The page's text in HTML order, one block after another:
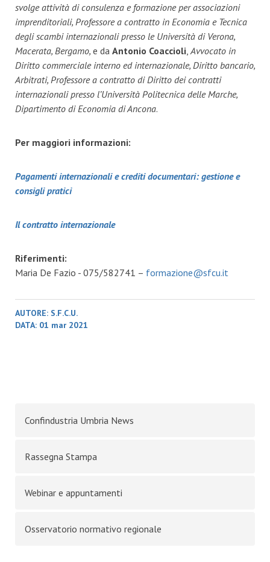
svolge attività di consulenza e formazione per associazioni
imprenditoriali, Professore a contratto in Economia e Tecnica
degli scambi internazionali presso le Università di Verona,
Macerata, Bergamo, e da Antonio Coaccioli Avvocato in
Diritto commerciale interno ed internazionale, Diritto bancario,
Arbitrati, Professore a contratto di Diritto dei contratti
internazionali presso l’Università Politecnica delle Marche,
Dipartimento di Economia di Ancona.
Per maggiori informazioni:
Pagamenti internazionali e crediti documentari: gestione e
consigli pratici
Il contratto internazionale
Riferimenti:
Maria De Fazio - 075/582741 – formazione@sfcu.it
AUTORE: S.F.C.U.
DATA: 01 mar 2021
Confindustria Umbria News
Rassegna Stampa
Webinar e appuntamenti
Osservatorio normativo regionale